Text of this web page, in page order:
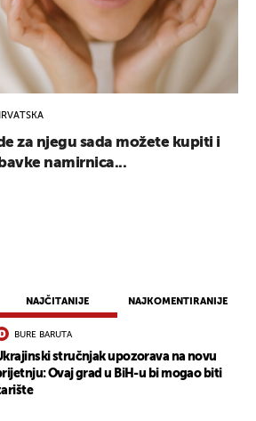
NAJČITANIJE NAJKOMENTIRANIJE
BURE BARUTA
stručnjak upozorava na novu
Ovaj grad u BiH-u bi mogao biti
za njegu sada možete kupiti i
namirnica...